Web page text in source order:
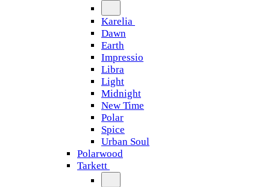
Karelia
Dawn
Earth
Impressio
Libra
Light
Midnight
New Time
Polar
Spice
Urban Soul
Polarwood
Tarkett